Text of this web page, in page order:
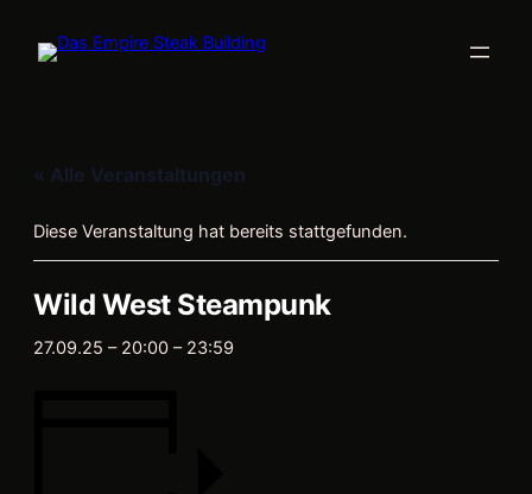
« Alle Veranstaltungen
Diese Veranstaltung hat bereits stattgefunden.
Wild West Steampunk
27.09.25 – 20:00 – 23:59